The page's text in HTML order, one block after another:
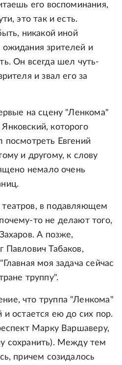
его воспоминания,
это так и есть.
никакой иной
ожидания зрителей и
Он всегда шел чуть-
и звал его за
на сцену "Ленкома"
которого
посмотреть Евгений
и другому, к слову
немало очень
в подавляющем
то не делают того,
А позже,
Павлович Табаков,
моя задача сейчас
труппу".
что труппа "Ленкома"
и остается ею до сих пор.
Марку Варшаверу,
сохранить). Между тем
причем созидалось